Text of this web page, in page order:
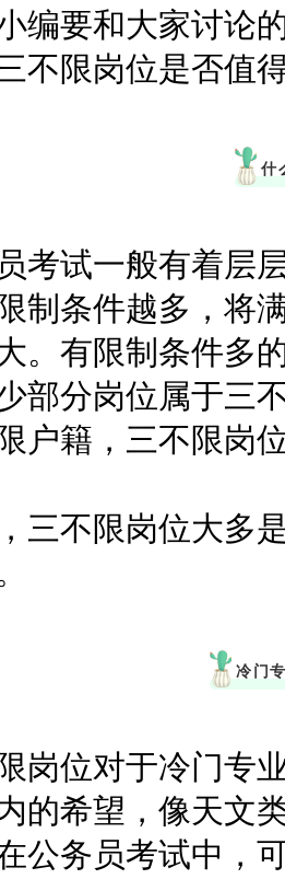
编要和大家讨论
不限岗位是否值
什
试一般有着层层
制条件越多，将
。有限制条件多
部分岗位属于三
户籍，三不限岗
不限岗位大多是
冷门
位对于冷门专业
的希望，像天文
公务员考试中，